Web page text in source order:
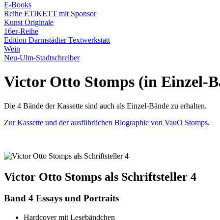
E-Books
Reihe ETIKETT mit Sponsor
Kunst Originale
16er-Reihe
Edition Darmstädter Textwerkstatt
Wein
Neu-Ulm-Stadtschreiber
Victor Otto Stomps (in Einzel-
Die 4 Bände der Kassette sind auch als Einzel-Bände zu erhalten.
Zur Kassette und der ausführlichen Biographie von VauO Stomps.
Victor Otto Stomps als Schriftsteller 4
Band 4 Essays und Portraits
Hardcover mit Lesebändchen